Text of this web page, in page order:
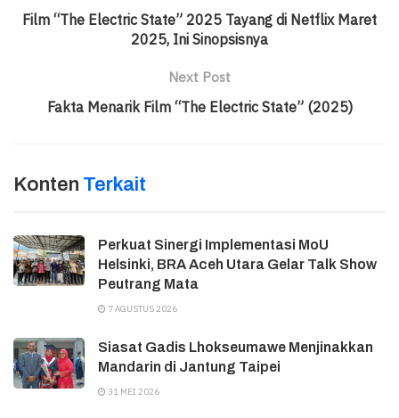
Film “The Electric State” 2025 Tayang di Netflix Maret
2025, Ini Sinopsisnya
Next Post
Fakta Menarik Film “The Electric State” (2025)
Konten Terkait
Perkuat Sinergi Implementasi MoU
Helsinki, BRA Aceh Utara Gelar Talk Show
Peutrang Mata
7 AGUSTUS 2026
Siasat Gadis Lhokseumawe Menjinakkan
Mandarin di Jantung Taipei
31 MEI 2026